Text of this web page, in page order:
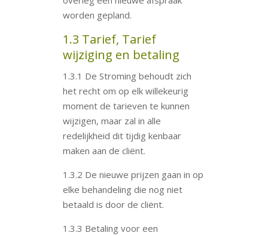
worden gepland.
1.3 Tarief, Tarief
wijziging en betaling
1.3.1 De Stroming behoudt zich
het recht om op elk willekeurig
moment de tarieven te kunnen
wijzigen, maar zal in alle
redelijkheid dit tijdig kenbaar
maken aan de cliënt.
1.3.2 De nieuwe prijzen gaan in op
elke behandeling die nog niet
betaald is door de cliënt.
1.3.3 Betaling voor een